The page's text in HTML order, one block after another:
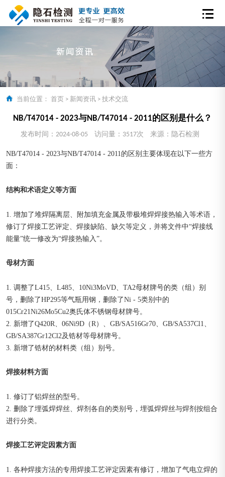
当前位置： 首页 > 新闻资讯 > 技术交流
NB/T47014 - 2023与NB/T47014 - 2011的区别是什么？
发布时间：2024-08-05 访问量：3517次 来源：隐石检测
NB/T47014 - 2023与NB/T47014 - 2011的区别主要体现在以下一些方
面：
结构和术语定义等方面
1. 增加了堆焊隔离层、附加填充金属及带极堆焊焊接热输入等术语，
修订了焊接工艺评定、焊接缺陷、缺欠等定义，并将文件中“焊接线
能量”统一修改为“焊接热输入”。
母材方面
1. 调整了L415、L485、10Ni3MoVD、TA2母材牌号的类（组）别
号，删除了HP295等气瓶用钢，删除了Ni - 5类别中的
015Cr21Ni26Mo5Cu2奥氏体不锈钢母材牌号。
2. 新增了Q420R、06Ni9D（R）、GB/SA516Gr70、GB/SA537Cl1、
GB/SA387Gr12Cl2及锆材等母材牌号。
3. 新增了锆材的材料类（组）别号。
焊接材料方面
1. 修订了铝焊丝的型号。
2. 删除了埋弧焊焊丝、焊剂各自的类别号，埋弧焊焊丝与焊剂按组合
进行分类。
焊接工艺评定因素方面
1. 各种焊接方法的专用焊接工艺评定因素有修订，增加了气电立焊的